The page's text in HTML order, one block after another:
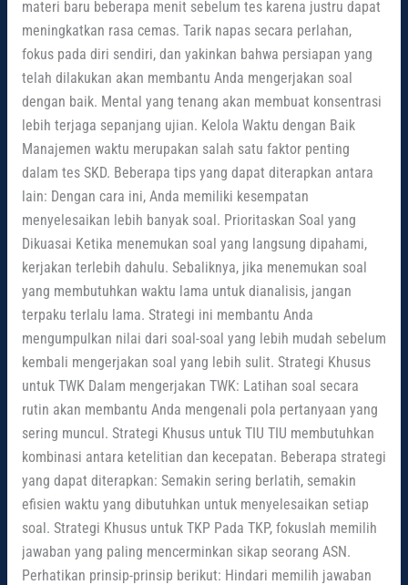
materi baru beberapa menit sebelum tes karena justru dapat
meningkatkan rasa cemas. Tarik napas secara perlahan,
fokus pada diri sendiri, dan yakinkan bahwa persiapan yang
telah dilakukan akan membantu Anda mengerjakan soal
dengan baik. Mental yang tenang akan membuat konsentrasi
lebih terjaga sepanjang ujian. Kelola Waktu dengan Baik
Manajemen waktu merupakan salah satu faktor penting
dalam tes SKD. Beberapa tips yang dapat diterapkan antara
lain: Dengan cara ini, Anda memiliki kesempatan
menyelesaikan lebih banyak soal. Prioritaskan Soal yang
Dikuasai Ketika menemukan soal yang langsung dipahami,
kerjakan terlebih dahulu. Sebaliknya, jika menemukan soal
yang membutuhkan waktu lama untuk dianalisis, jangan
terpaku terlalu lama. Strategi ini membantu Anda
mengumpulkan nilai dari soal-soal yang lebih mudah sebelum
kembali mengerjakan soal yang lebih sulit. Strategi Khusus
untuk TWK Dalam mengerjakan TWK: Latihan soal secara
rutin akan membantu Anda mengenali pola pertanyaan yang
sering muncul. Strategi Khusus untuk TIU TIU membutuhkan
kombinasi antara ketelitian dan kecepatan. Beberapa strategi
yang dapat diterapkan: Semakin sering berlatih, semakin
efisien waktu yang dibutuhkan untuk menyelesaikan setiap
soal. Strategi Khusus untuk TKP Pada TKP, fokuslah memilih
jawaban yang paling mencerminkan sikap seorang ASN.
Perhatikan prinsip-prinsip berikut: Hindari memilih jawaban